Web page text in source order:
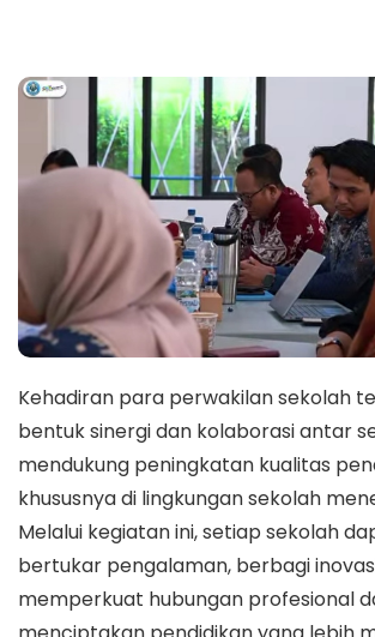
Kehadiran para perwakilan sekolah
bentuk sinergi dan kolaborasi antar
mendukung peningkatan kualitas
khususnya di lingkungan sekolah
Melalui kegiatan ini, setiap sekolah
bertukar pengalaman, berbagi
memperkuat hubungan profesional